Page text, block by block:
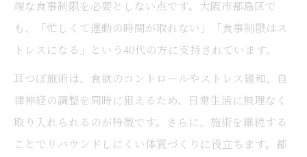
端な食事制限を必要としない点です。大阪市都島区で
も、「忙しくて運動の時間が取れない」「食事制限はス
トレスになる」という40代の方に支持されています。
耳つぼ施術は、食欲のコントロールやストレス緩和、自
律神経の調整を同時に狙えるため、日常生活に無理なく
取り入れられるのが特徴です。さらに、施術を継続する
ことでリバウンドしにくい体質づくりに役立ちます。都